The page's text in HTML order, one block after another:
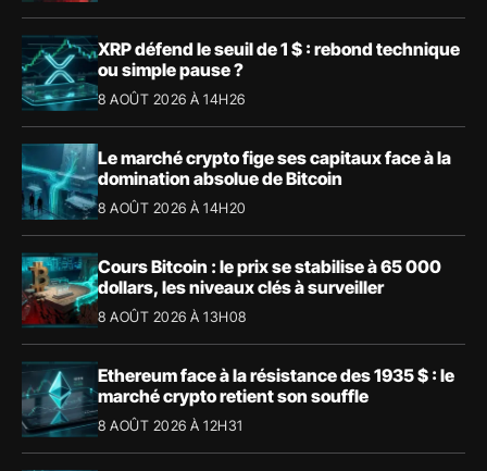
XRP défend le seuil de 1 $ : rebond technique
ou simple pause ?
8 AOÛT 2026 À 14H26
Le marché crypto fige ses capitaux face à la
domination absolue de Bitcoin
8 AOÛT 2026 À 14H20
Cours Bitcoin : le prix se stabilise à 65 000
dollars, les niveaux clés à surveiller
8 AOÛT 2026 À 13H08
Ethereum face à la résistance des 1935 $ : le
marché crypto retient son souffle
8 AOÛT 2026 À 12H31